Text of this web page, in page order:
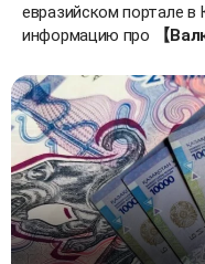
евразийском портале в
информацию про
【